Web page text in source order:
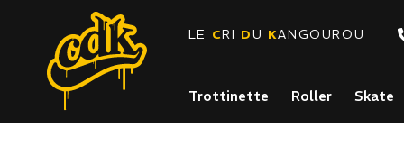
LE CRI DU KANGOUROU
Trottinette Roller Skate